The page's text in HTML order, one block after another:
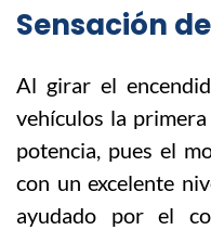
Sensación
Al girar el
vehículos la
potencia, pues el
con un excelente
ayudado por el